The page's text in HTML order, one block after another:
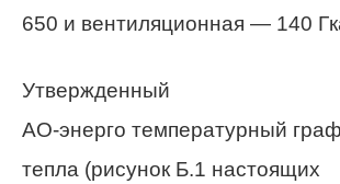
650 и вентиляционная — 140
Утвержденный
АО-энерго температурный
тепла (рисунок Б.1 настоящих